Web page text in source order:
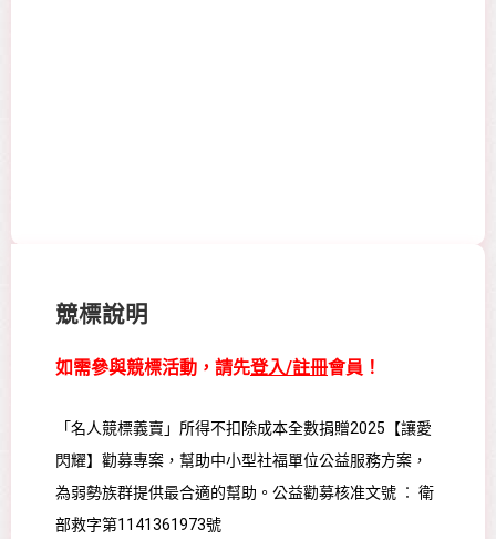
競標說明
如需參與競標活動，請先登入/註冊會員！
「名人競標義賣」所得不扣除成本全數捐贈2025【讓愛
閃耀】勸募專案，幫助中小型社福單位公益服務方案，
為弱勢族群提供最合適的幫助。公益勸募核准文號 ︰ 衛
部救字第1141361973號